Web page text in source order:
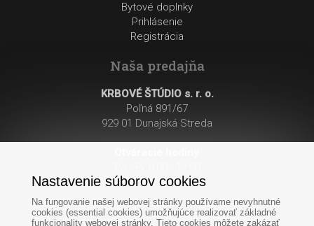
Bytové doplnky
Prihlásenie
Registrácia
Naša predajňa
KRBOVÉ ŠTÚDIO s. r. o.
Poľná 891/67
929 01 Dunajská Streda
So: 8:00 - 12:00
Nastavenie súborov cookies
Na fungovanie našej webovej stránky používame nevyhnutné
cookies (essential cookies) umožňujúce realizovať základné
funkcionality webovej stránky. Tieto cookies môžete zakázať